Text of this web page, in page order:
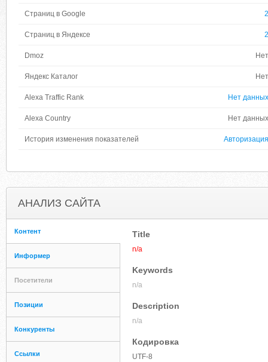
Страниц в Google 2
Страниц в Яндексе 2
Dmoz Нет
Яндекс Каталог Нет
Alexa Traffic Rank Нет данных
Alexa Country Нет данных
История изменения показателей Авторизация
АНАЛИЗ САЙТА
Контент
Информер
Посетители
Позиции
Конкуренты
Ссылки
Title
n/a
Keywords
n/a
Description
n/a
Кодировка
UTF-8